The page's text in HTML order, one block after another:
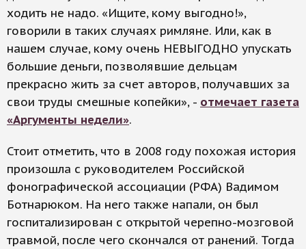
ходить не надо. «Ищите, кому выгодно!»,
говорили в таких случаях римляне. Или, как в
нашем случае, кому очень НЕВЫГОДНО упускать
большие деньги, позволявшие дельцам
прекрасно жить за счет авторов, получавших за
свои труды смешные копейки», - отмечает газета
«Аргументы недели».
Стоит отметить, что в 2008 году похожая история
произошла с руководителем Российской
фонографической ассоциации (РФА) Вадимом
Ботнарюком. На него также напали, он был
госпитализирован с открытой черепно-мозговой
травмой, после чего скончался от ранений. Тогда